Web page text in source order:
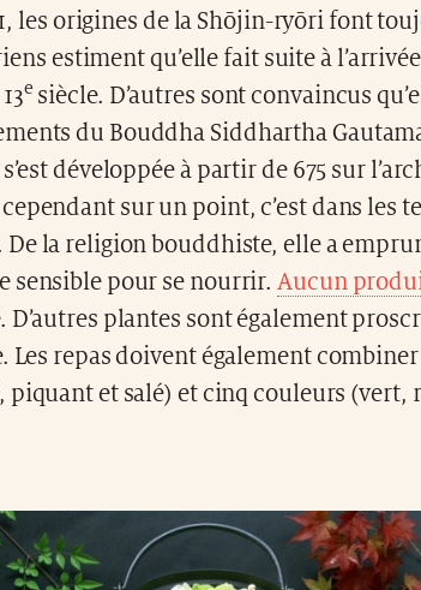
les origines de la Shōjin-ryōri font
estiment qu’elle fait suite à
esiècle. D’autres sont convaincus
du Bouddha Siddhartha
s’est développée à partir de 675 sur
sur un point, c’est dans les
De la religion bouddhiste, elle a
sensible pour se nourrir.Aucun
plantes sont également
Les repas doivent également
piquant et salé) et cinq couleurs (vert,